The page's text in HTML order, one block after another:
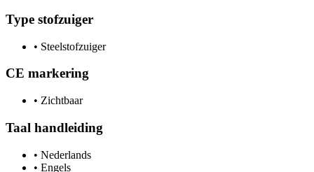
Type stofzuiger
• Steelstofzuiger
CE markering
• Zichtbaar
Taal handleiding
• Nederlands
• Engels